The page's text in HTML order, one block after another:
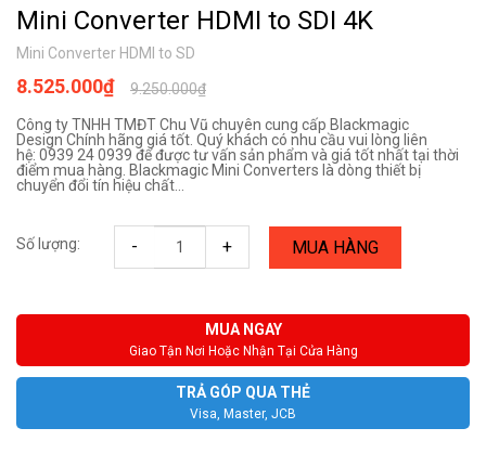
Mini Converter HDMI to SDI 4K
Mini Converter HDMI to SD
9.250.000₫
8.525.000₫
Công ty TNHH TMĐT Chu Vũ chuyên cung cấp Blackmagic
Design Chính hãng giá tốt. Quý khách có nhu cầu vui lòng liên
hệ: 0939 24 0939 để được tư vấn sản phẩm và giá tốt nhất tại thời
điểm mua hàng. Blackmagic Mini Converters là dòng thiết bị
chuyển đổi tín hiệu chất...
Số lượng: - + MUA HÀNG
MUA NGAY
Giao Tận Nơi Hoặc Nhận Tại Cửa Hàng
TRẢ GÓP QUA THẺ
Visa, Master, JCB